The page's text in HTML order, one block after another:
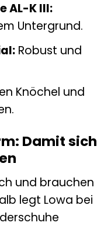
AL-K III:
Untergrund.
Robust und
Knöchel und
Damit sich
und brauchen
legt Lowa bei